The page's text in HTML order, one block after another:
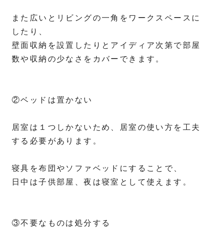
また広いとリビングの一角をワークスペースに
したり、
壁面収納を設置したりとアイディア次第で部屋
数や収納の少なさをカバーできます。
②ベッドは置かない
居室は１つしかないため、居室の使い方を工夫
する必要があります。
寝具を布団やソファベッドにすることで、
日中は子供部屋、夜は寝室として使えます。
③不要なものは処分する